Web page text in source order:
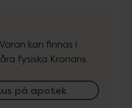
kan finnas i
fysiska Kronans
på apotek